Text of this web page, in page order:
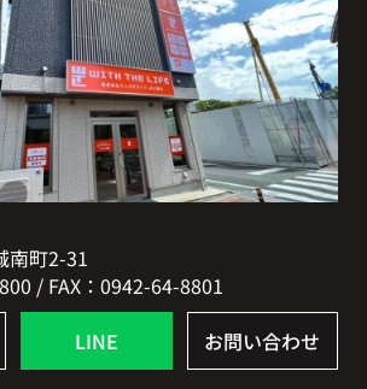
南町2-31
/ FAX：0942-64-8801
LINE お問い合わせ